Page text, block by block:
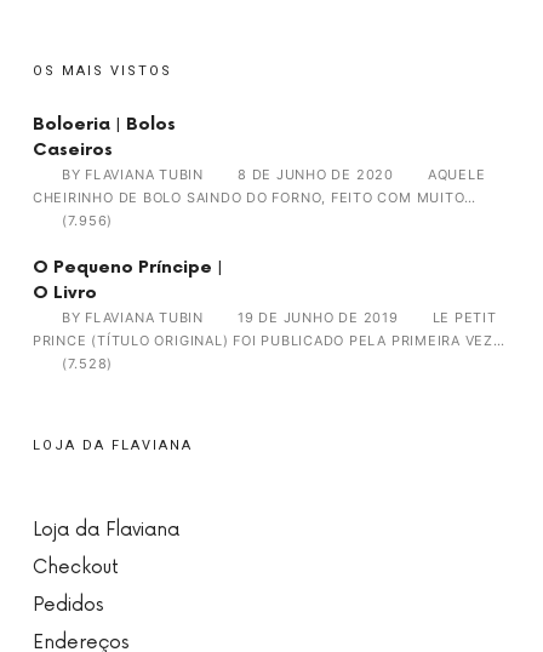
OS MAIS VISTOS
Boloeria | Bolos
Caseiros
BY FLAVIANA TUBIN 8 DE JUNHO DE 2020
AQUELE
CHEIRINHO DE BOLO SAINDO DO FORNO, FEITO COM MUITO…
(7.956)
O Pequeno Príncipe |
O Livro
BY FLAVIANA TUBIN 19 DE JUNHO DE 2019
LE PETIT
PRINCE (TÍTULO ORIGINAL) FOI PUBLICADO PELA PRIMEIRA VEZ…
(7.528)
LOJA DA FLAVIANA
Loja da Flaviana
Checkout
Pedidos
Endereços